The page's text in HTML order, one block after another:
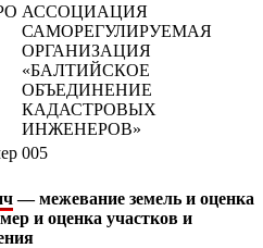
АССОЦИАЦИЯ
САМОРЕГУЛИРУЕМАЯ
ОРГАНИЗАЦИЯ
«БАЛТИЙСКОЕ
ОБЪЕДИНЕНИЕ
КАДАСТРОВЫХ
ИНЖЕНЕРОВ»
005
— межевание земель и оценка
и оценка участков и